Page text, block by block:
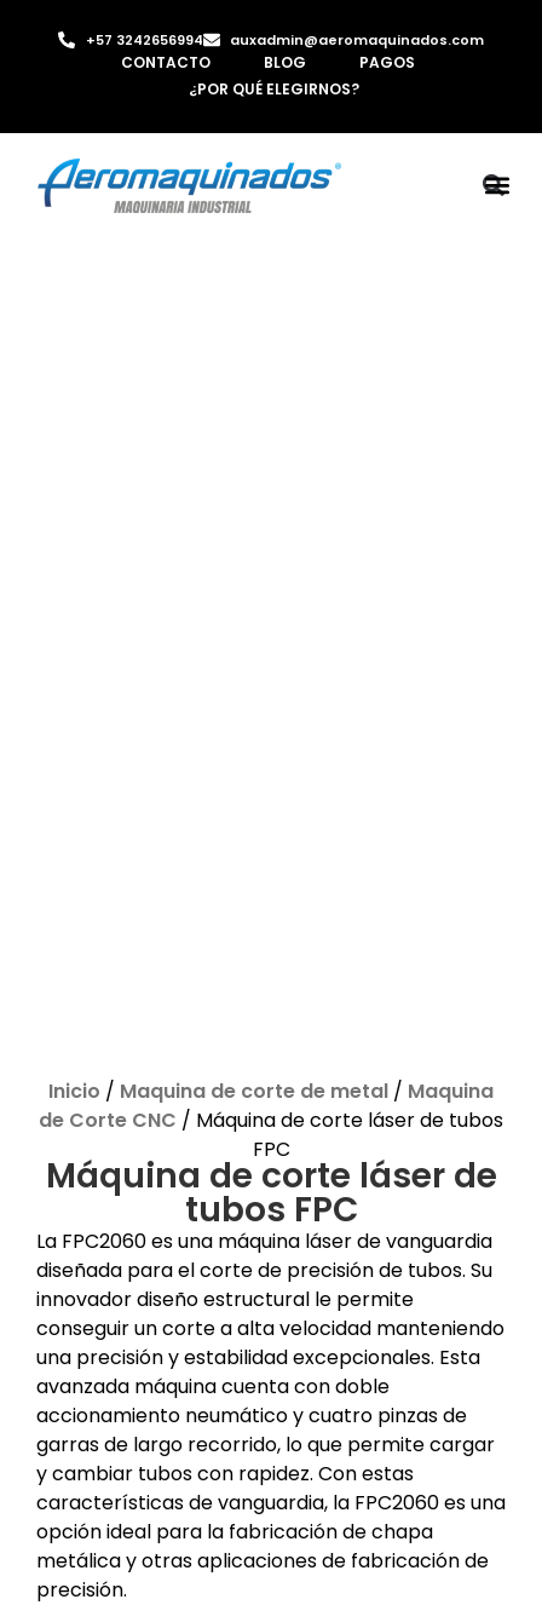
+57 3242656994 auxadmin@aeromaquinados.com
CONTACTO BLOG
PAGOS
¿POR QUÉ ELEGIRNOS?
Inicio / Maquina de corte de metal / Maquina
de Corte CNC / Máquina de corte láser de tubos
FPC
Máquina de corte láser de
tubos FPC
La FPC2060 es una máquina láser de vanguardia
diseñada para el corte de precisión de tubos. Su
innovador diseño estructural le permite
conseguir un corte a alta velocidad manteniendo
una precisión y estabilidad excepcionales. Esta
avanzada máquina cuenta con doble
accionamiento neumático y cuatro pinzas de
garras de largo recorrido, lo que permite cargar
y cambiar tubos con rapidez. Con estas
características de vanguardia, la FPC2060 es una
opción ideal para la fabricación de chapa
metálica y otras aplicaciones de fabricación de
precisión.